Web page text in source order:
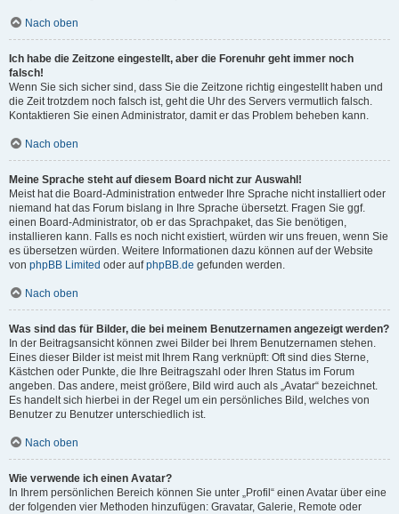
Nach oben
Ich habe die Zeitzone eingestellt, aber die Forenuhr geht immer noch
falsch!
Wenn Sie sich sicher sind, dass Sie die Zeitzone richtig eingestellt haben und
die Zeit trotzdem noch falsch ist, geht die Uhr des Servers vermutlich falsch.
Kontaktieren Sie einen Administrator, damit er das Problem beheben kann.
Nach oben
Meine Sprache steht auf diesem Board nicht zur Auswahl!
Meist hat die Board-Administration entweder Ihre Sprache nicht installiert oder
niemand hat das Forum bislang in Ihre Sprache übersetzt. Fragen Sie ggf.
einen Board-Administrator, ob er das Sprachpaket, das Sie benötigen,
installieren kann. Falls es noch nicht existiert, würden wir uns freuen, wenn Sie
es übersetzen würden. Weitere Informationen dazu können auf der Website
von phpBB Limited oder aufphpBB.de gefunden werden.
Nach oben
Was sind das für Bilder, die bei meinem Benutzernamen angezeigt werden?
In der Beitragsansicht können zwei Bilder bei Ihrem Benutzernamen stehen.
Eines dieser Bilder ist meist mit Ihrem Rang verknüpft: Oft sind dies Sterne,
Kästchen oder Punkte, die Ihre Beitragszahl oder Ihren Status im Forum
angeben. Das andere, meist größere, Bild wird auch als „Avatar“ bezeichnet.
Es handelt sich hierbei in der Regel um ein persönliches Bild, welches von
Benutzer zu Benutzer unterschiedlich ist.
Nach oben
Wie verwende ich einen Avatar?
In Ihrem persönlichen Bereich können Sie unter „Profil“ einen Avatar über eine
der folgenden vier Methoden hinzufügen: Gravatar, Galerie, Remote oder